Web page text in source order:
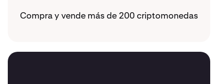
Compra y vende más de 200 criptomonedas